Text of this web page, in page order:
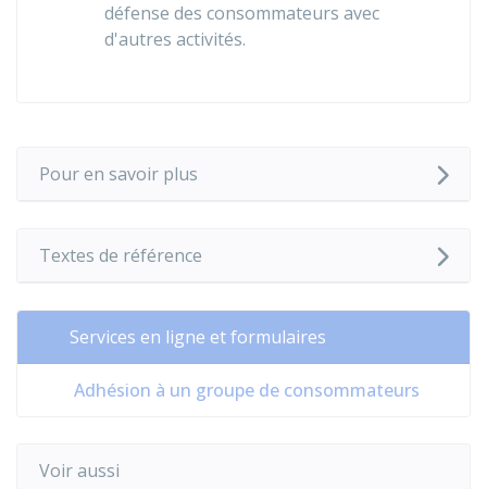
défense des consommateurs avec
d'autres activités.
Pour en savoir plus
Textes de référence
Services en ligne et formulaires
Adhésion à un groupe de consommateurs
Voir aussi